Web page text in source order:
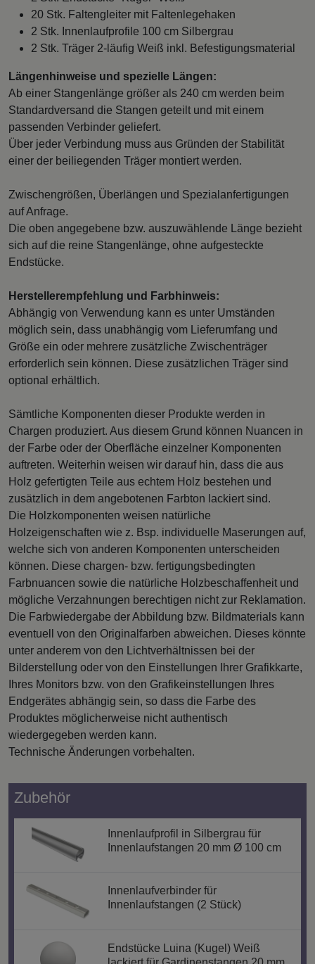
20 Stk. Faltengleiter mit Faltenlegehaken
2 Stk. Innenlaufprofile 100 cm Silbergrau
2 Stk. Träger 2-läufig Weiß inkl. Befestigungsmaterial
Längenhinweise und spezielle Längen:
Ab einer Stangenlänge größer als 240 cm werden beim
Standardversand die Stangen geteilt und mit einem
passenden Verbinder geliefert.
Über jeder Verbindung muss aus Gründen der Stabilität
einer der beiliegenden Träger montiert werden.
Zwischengrößen, Überlängen und Spezialanfertigungen
auf Anfrage.
Die oben angegebene bzw. auszuwählende Länge bezieht
sich auf die reine Stangenlänge, ohne aufgesteckte
Endstücke.
Herstellerempfehlung und Farbhinweis:
Abhängig von Verwendung kann es unter Umständen
möglich sein, dass unabhängig vom Lieferumfang und
Größe ein oder mehrere zusätzliche Zwischenträger
erforderlich sein können. Diese zusätzlichen Träger sind
optional erhältlich.
Sämtliche Komponenten dieser Produkte werden in
Chargen produziert. Aus diesem Grund können Nuancen in
der Farbe oder der Oberfläche einzelner Komponenten
auftreten. Weiterhin weisen wir darauf hin, dass die aus
Holz gefertigten Teile aus echtem Holz bestehen und
zusätzlich in dem angebotenen Farbton lackiert sind.
Die Holzkomponenten weisen natürliche
Holzeigenschaften wie z. Bsp. individuelle Maserungen auf,
welche sich von anderen Komponenten unterscheiden
können. Diese chargen- bzw. fertigungsbedingten
Farbnuancen sowie die natürliche Holzbeschaffenheit und
mögliche Verzahnungen berechtigen nicht zur Reklamation.
Die Farbwiedergabe der Abbildung bzw. Bildmaterials kann
eventuell von den Originalfarben abweichen. Dieses könnte
unter anderem von den Lichtverhältnissen bei der
Bilderstellung oder von den Einstellungen Ihrer Grafikkarte,
Ihres Monitors bzw. von den Grafikeinstellungen Ihres
Endgerätes abhängig sein, so dass die Farbe des
Produktes möglicherweise nicht authentisch
wiedergegeben werden kann.
Technische Änderungen vorbehalten.
Zubehör
Innenlaufprofil in Silbergrau für
Innenlaufstangen 20 mm Ø 100 cm
Innenlaufverbinder für
Innenlaufstangen (2 Stück)
Endstücke Luina (Kugel) Weiß